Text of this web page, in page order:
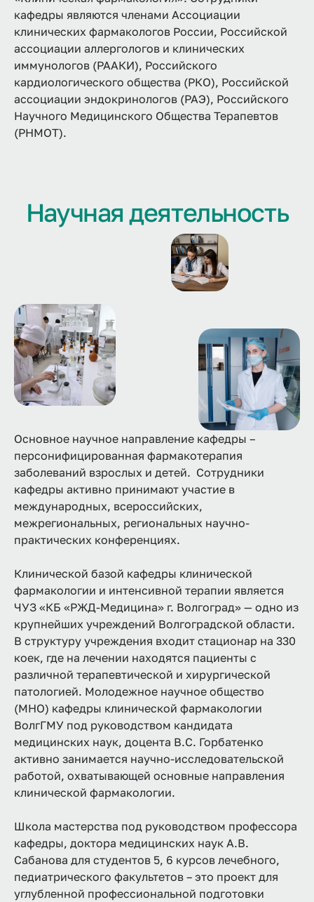
кафедры являются членами Ассоциации
клинических фармакологов России, Российской
ассоциации аллергологов и клинических
иммунологов (РААКИ), Российского
кардиологического общества (РКО), Российской
ассоциации эндокринологов (РАЭ), Российского
Научного Медицинского Общества Терапевтов
(РНМОТ).
Научная деятельность
Основное научное направление кафедры –
персонифицированная фармакотерапия
заболеваний взрослых и детей. Сотрудники
кафедры активно принимают участие в
международных, всероссийских,
межрегиональных, региональных научно-
практических конференциях.
Клинической базой кафедры клинической
фармакологии и интенсивной терапии является
ЧУЗ «КБ «РЖД-Медицина» г. Волгоград» — одно из
крупнейших учреждений Волгоградской области.
В структуру учреждения входит стационар на 330
коек, где на лечении находятся пациенты с
различной терапевтической и хирургической
патологией. Молодежное научное общество
(МНО) кафедры клинической фармакологии
ВолгГМУ под руководством кандидата
медицинских наук, доцента В.С. Горбатенко
активно занимается научно-исследовательской
работой, охватывающей основные направления
клинической фармакологии.
Школа мастерства под руководством профессора
кафедры, доктора медицинских наук А.В.
Сабанова для студентов 5, 6 курсов лечебного,
педиатрического факультетов – это проект для
углубленной профессиональной подготовки